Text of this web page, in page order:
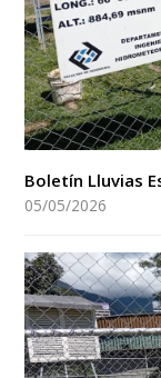
Boletín Lluvias
05/05/2026